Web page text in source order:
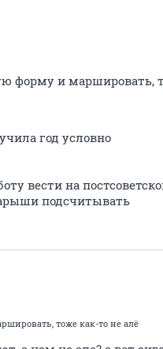
форму и маршировать,
год условно
вести на
подсчитывать
тоже как-то не алё